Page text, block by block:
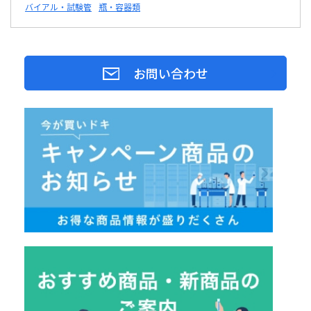
バイアル・試験管 瓶・容器類
お問い合わせ